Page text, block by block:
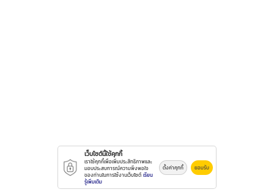
เว็บไซต์นี้ใช้คุกกี้
เราใช้คุกกี้เพื่อเพิ่มประสิทธิภาพและ
มอบประสบการณ์ความพึงพอใจ
ของท่านในการใช้งานเว็บไซต์ เรียน
รู้เพิ่มเติม
ตั้งค่าคุกกี้ ยอมรับ